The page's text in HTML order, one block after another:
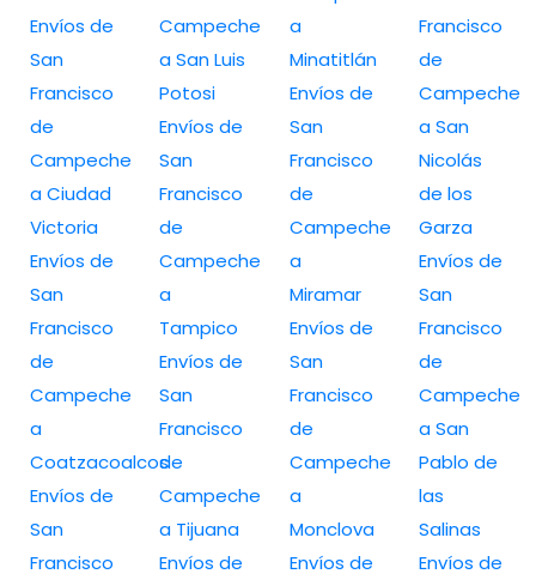
Envíos de
San
Francisco
de
Campeche
a Ciudad
Victoria
Envíos de
San
Francisco
de
Campeche
a
Coatzacoalcos
Envíos de
San
Francisco
Campeche
a San Luis
Potosi
Envíos de
San
Francisco
de
Campeche
a
Tampico
Envíos de
San
Francisco
de
Campeche
a Tijuana
Envíos de
a
Minatitlán
Envíos de
San
Francisco
de
Campeche
a
Miramar
Envíos de
San
Francisco
de
Campeche
a
Monclova
Envíos de
Francisco
de
Campeche
a San
Nicolás
de los
Garza
Envíos de
San
Francisco
de
Campeche
a San
Pablo de
las
Salinas
Envíos de